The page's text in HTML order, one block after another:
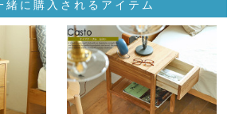
緒に購入されるアイテム